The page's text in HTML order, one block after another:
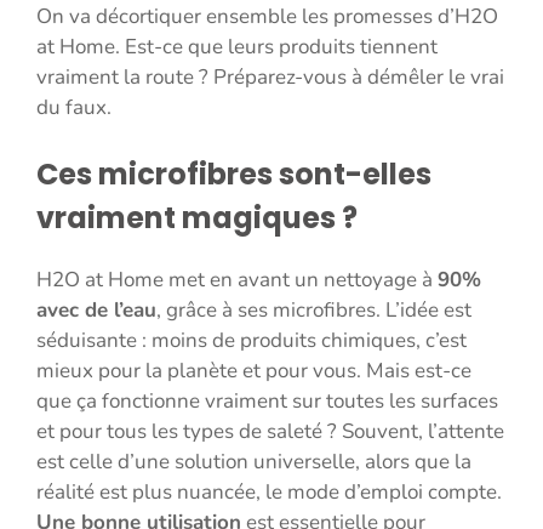
On va décortiquer ensemble les promesses d’H2O
at Home. Est-ce que leurs produits tiennent
vraiment la route ? Préparez-vous à démêler le vrai
du faux.
Ces microfibres sont-elles
vraiment magiques ?
H2O at Home met en avant un nettoyage à 90%
avec de l’eau, grâce à ses microfibres. L’idée est
séduisante : moins de produits chimiques, c’est
mieux pour la planète et pour vous. Mais est-ce
que ça fonctionne vraiment sur toutes les surfaces
et pour tous les types de saleté ? Souvent, l’attente
est celle d’une solution universelle, alors que la
réalité est plus nuancée, le mode d’emploi compte.
Une bonne utilisation est essentielle pour